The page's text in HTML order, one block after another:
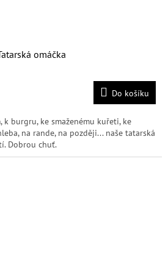
omáčka
Do košíku
k burgru, ke smaženému kuřeti, ke
na rande, na později... naše tatarská
Dobrou chuť.